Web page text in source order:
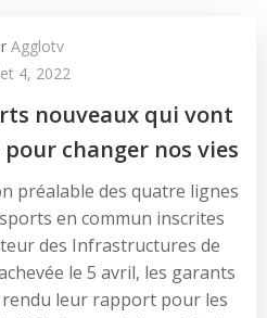
Agglotv
4, 2022
nouveaux qui vont
changer nos vies
préalable des quatre lignes
en commun inscrites
des Infrastructures de
le 5 avril, les garants
leur rapport pour les